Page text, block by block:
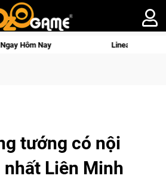
Lineage W – Quyền lực và tài
tướng có nội
Liên Minh